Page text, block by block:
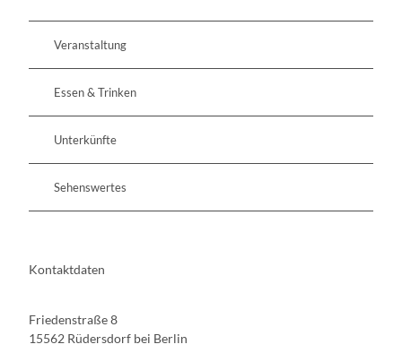
Veranstaltung
Essen & Trinken
Unterkünfte
Sehenswertes
Kontaktdaten
Friedenstraße 8
15562 Rüdersdorf bei Berlin